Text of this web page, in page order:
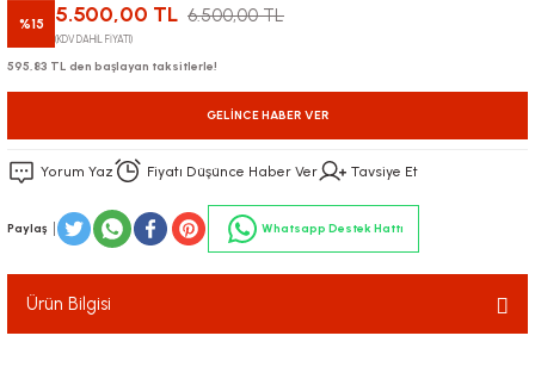
%15 5.500,00 TL 6.500,00 TL
(KDV DAHİL FİYATI)
595,83 TL den başlayan taksitlerle!
GELINCE HABER VER
Yorum Yaz Fiyatı Düşünce Haber Ver Tavsiye Et
Paylaş Whatsapp Destek Hattı
Ürün Bilgisi